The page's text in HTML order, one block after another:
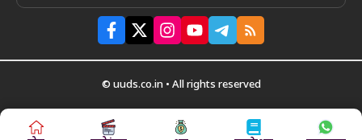
© uuds.co.in • All rights reserved